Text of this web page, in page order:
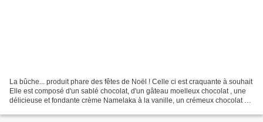
La bûche... produit phare des fêtes de Noël ! Celle ci est craquante à souhait
Elle est composé d'un sablé chocolat, d'un gâteau moelleux chocolat , une
délicieuse et fondante crème Namelaka à la vanille, un crémeux chocolat et